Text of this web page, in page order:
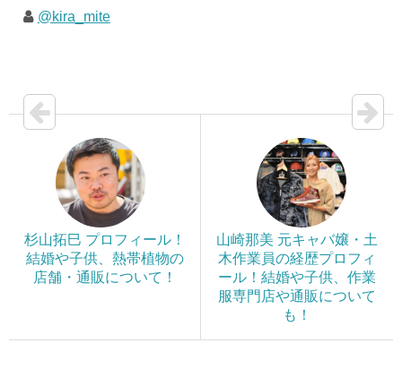
@kira_mite
杉山拓巳 プロフィール！
結婚や子供、熱帯植物の
店舗・通販について！
山崎那美 元キャバ嬢・土
木作業員の経歴プロフィ
ール！結婚や子供、作業
服専門店や通販について
も！